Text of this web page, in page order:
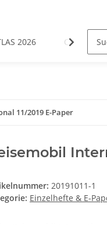
2026 Camping-
11/2019 E-Paper
20191011-1
Einzelhefte & E-